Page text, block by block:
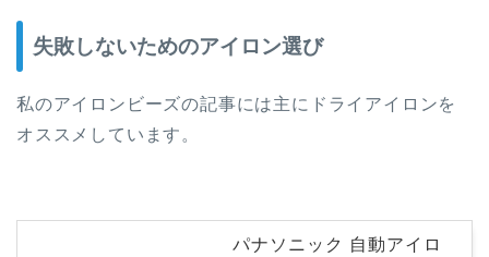
失敗しないためのアイロン選び
私のアイロンビーズの記事には主にドライアイロンを
オススメしています。
パナソニック 自動アイロ